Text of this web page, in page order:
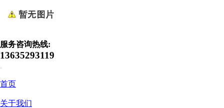
服务咨询热线:
13635293119
首页
关于我们